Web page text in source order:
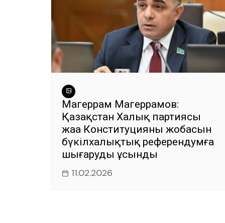
Магеррам Магеррамов:
Қазақстан Халық партиясы
жаңа Конституцияның жобасын
бүкілхалықтық референдумға
шығаруды ұсынды
11.02.2026